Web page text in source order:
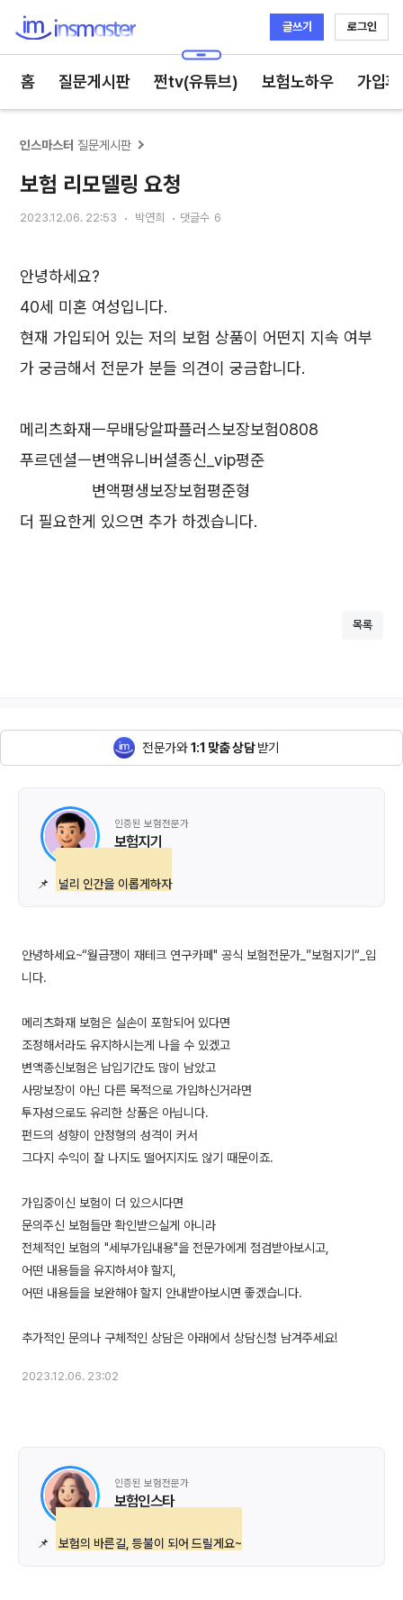
글쓰기 로그인
홈 질문게시판 쩐tv(유튜브) 보험노하우 가입
인스마스터 질문게시판
보험 리모델링 요청
2023.12.06. 22:53 박연희 댓글수 6
안녕하세요?
40세 미혼 여성입니다.
현재 가입되어 있는 저의 보험 상품이 어떤지 지속 여부
가 궁금해서 전문가 분들 의견이 궁금합니다.
메리츠화재ㅡ무배당알파플러스보장보험0808
푸르덴셜ㅡ변액유니버셜종신_vip평준
변액평생보장보험평준형
더 필요한게 있으면 추가 하겠습니다.
목록
전문가와1:1 맞춤 상담받기
인증된 보험전문가
보험지기
📌 널리 인간을 이롭게하자
안녕하세요~“월급쟁이 재테크 연구카페" 공식 보험전문가_”보험지기“_입
니다.
메리츠화재 보험은 실손이 포함되어 있다면
조정해서라도 유지하시는게 나을 수 있겠고
변액종신보험은 납입기간도 많이 남았고
사망보장이 아닌 다른 목적으로 가입하신거라면
투자성으로도 유리한 상품은 아닙니다.
펀드의 성향이 안정형의 성격이 커서
그다지 수익이 잘 나지도 떨어지지도 않기 때문이죠.
가입중이신 보험이 더 있으시다면
문의주신 보험들만 확인받으실게 아니라
전체적인 보험의 "세부가입내용"을 전문가에게 점검받아보시고,
어떤 내용들을 유지하셔야 할지,
어떤 내용들을 보완해야 할지 안내받아보시면 좋겠습니다.
2023.12.06. 23:02
인증된 보험전문가
보험인스타
📌 보험의 바른길, 등불이 되어 드릴게요~